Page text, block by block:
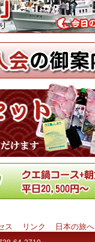
ス リンク 日本の旅へ